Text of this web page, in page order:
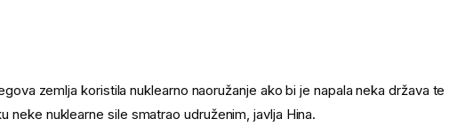
zemlja koristila nuklearno naoružanje ako bi je napala neka država te
nuklearne sile smatrao udruženim, javlja Hina.